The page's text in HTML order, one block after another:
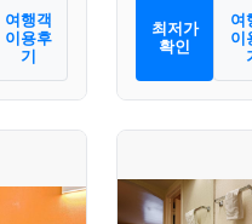
여행객
이용후
기
최저가
확인
여
이